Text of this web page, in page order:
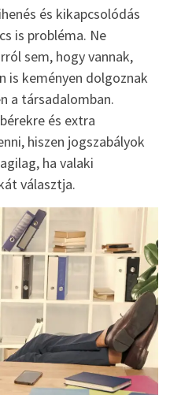
és kikapcsolódás
is probléma. Ne
sem, hogy vannak,
is keményen dolgoznak
a társadalomban.
és extra
hiszen jogszabályok
ha valaki
választja.